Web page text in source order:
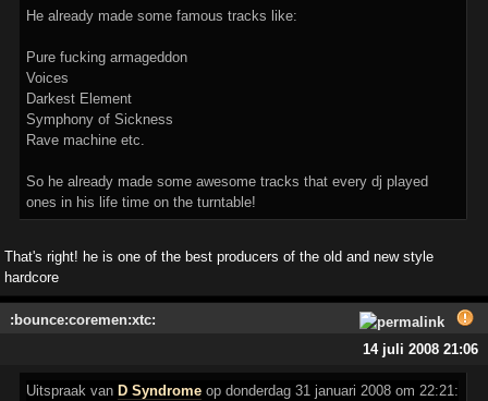
He already made some famous tracks like:
Pure fucking armageddon
Voices
Darkest Element
Symphony of Sickness
Rave machine etc.
So he already made some awesome tracks that every dj played
ones in his life time on the turntable!
That's right! he is one of the best producers of the old and new style
hardcore
:bounce:coremen:xtc:
14 juli 2008 21:06
Uitspraak van D Syndrome op donderdag 31 januari 2008 om 22:21: